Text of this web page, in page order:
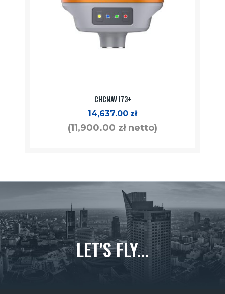
CHCNAV I73+
14,637.00 zł
(11,900.00 złnetto)
LET'S FLY...